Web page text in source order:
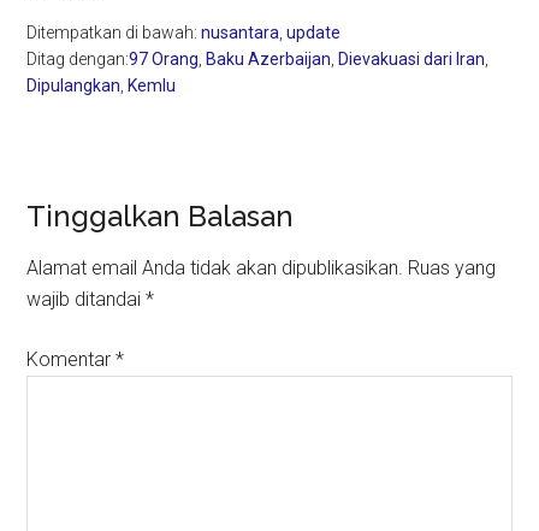
Ditempatkan di bawah:nusantara ,update
Ditag dengan:97 Orang Baku Azerbaijan Dievakuasi dari Iran
Dipulangkan Kemlu
Reader
Interactions
Tinggalkan Balasan
Alamat email Anda tidak akan dipublikasikan. Ruas yang
wajib ditandai*
Komentar*